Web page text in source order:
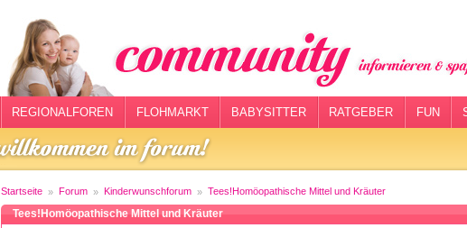
REGIONALFOREN FLOHMARKT BABYSITTER RATGEBER FUN
Startseite Forum Kinderwunschforum Tees!Homöopathische Mittel und Kräuter
Tees!Homöopathische Mittel und Kräuter